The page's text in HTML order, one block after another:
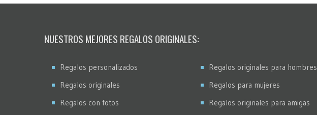
NUESTROS MEJORES REGALOS ORIGINALES:
Regalos personalizados
Regalos originales
Regalos con fotos
Regalos originales para hombres
Regalos para mujeres
Regalos originales para amigas